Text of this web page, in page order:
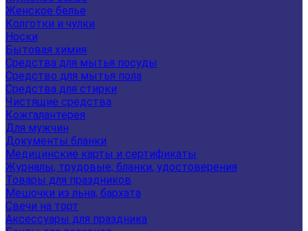
Женское белье
Колготки и чулки
Носки
Бытовая химия
Средства для мытья посуды
Средство для мытья пола
Средства для стирки
Чистящие средства
Кожгалантерея
Для мужчин
Документы бланки
Медицинские карты и сертификаты
Журналы, трудовые, бланки, удостоверения
Товары для праздников
Мешочки из льна, бархата
Свечи на торт
Аксессуары для праздника